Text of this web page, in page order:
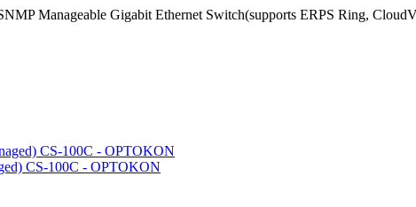
Manageable Gigabit Ethernet Switch(supports ERPS Ring,
CS-100C - OPTOKON